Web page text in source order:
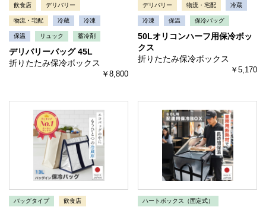
飲食店 デリバリー
物流・宅配 冷蔵 冷凍
保温 リュック 蓄冷剤
デリバリーバッグ 45L
折りたたみ保冷ボックス
￥8,800
デリバリー 物流・宅配 冷蔵
冷凍 保温 保冷バッグ
50Lオリコンハーフ用保冷ボッ
クス
折りたたみ保冷ボックス
￥5,170
バッグタイプ 飲食店 ハートボックス（固定式）